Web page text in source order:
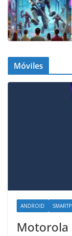
Móviles
ANDROID
Motorola